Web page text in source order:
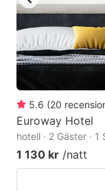
5.6 (20
Euroway Hotel
hotell · 2 Gäster · 1
1 130 kr /natt